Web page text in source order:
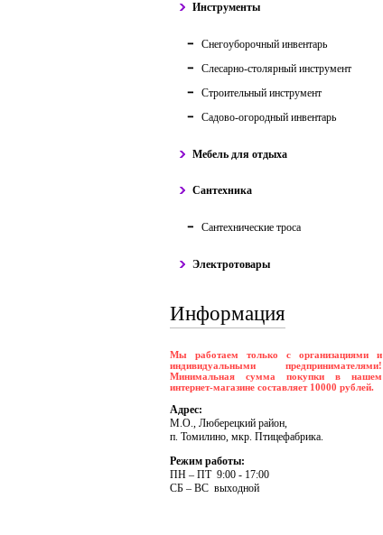
Инструменты
Снегоуборочный инвентарь
Слесарно-столярный инструмент
Строительный инструмент
Садово-огородный инвентарь
Мебель для отдыха
Сантехника
Сантехнические троса
Электротовары
Информация
Мы работаем только с организациями и
индивидуальными предпринимателями!
Минимальная сумма покупки в нашем
интернет-магазине составляет 10000 рублей.
Адрес:
М.О., Люберецкий район,
п. Томилино, мкр. Птицефабрика.
Режим работы:
ПH – ПT 9:00 - 17:00
CБ – BC выходной